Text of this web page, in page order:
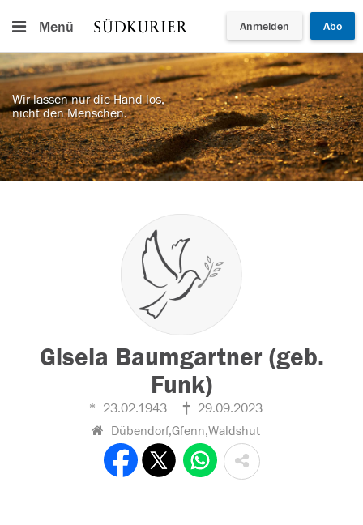
Menü Anmelden Abo
Wir lassen nur die Hand los,
nicht den Menschen.
Gisela Baumgartner (geb.
Funk)
23.02.1943
29.09.2023
Dübendorf,Gfenn,Waldshut